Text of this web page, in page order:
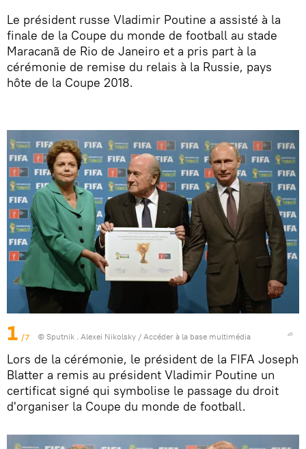
Le président russe Vladimir Poutine a assisté à la
finale de la Coupe du monde de football au stade
Maracanã de Rio de Janeiro et a pris part à la
cérémonie de remise du relais à la Russie, pays
hôte de la Coupe 2018.
1 /7 © Sputnik . Alexei Nikolsky / Accéder à la base multimédia
Lors de la cérémonie, le président de la FIFA Joseph
Blatter a remis au président Vladimir Poutine un
certificat signé qui symbolise le passage du droit
d'organiser la Coupe du monde de football.